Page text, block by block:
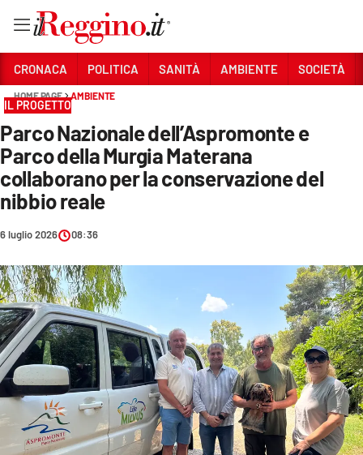
Sezioni
CRONACA
POLITICA
SANITÀ
AMBIENTE
SOCIETÀ
CULTURA
ECONOMIA E LAVORO
EVENTI
SPORT
CRONACA POLITICA SANITÀ AMBIENTE SOCIETÀ
HOME PAGE AMBIENTE
IL PROGETTO
Parco Nazionale dell’Aspromonte e
Parco della Murgia Materana
collaborano per la conservazione del
nibbio reale
6 luglio 2026 08:36